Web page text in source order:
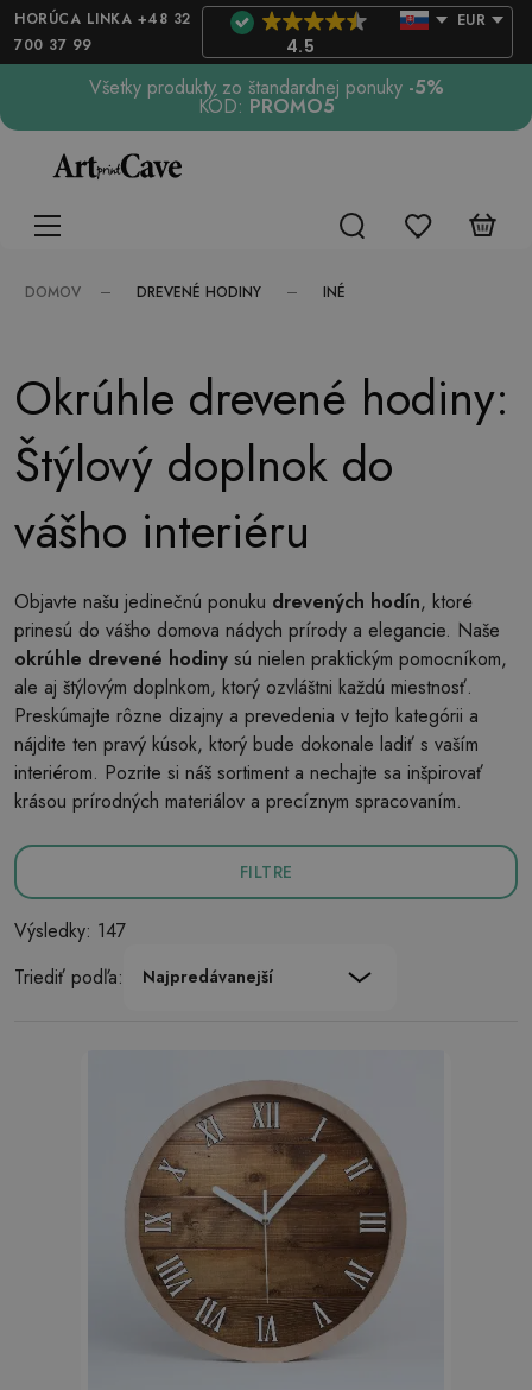
HORÚCA LINKA +48 32
700 37 99
4.5
EUR
Všetky produkty zo štandardnej ponuky -5%
KÓD: PROMO5
DOMOV DREVENÉ HODINY INÉ
Okrúhle drevené hodiny:
Štýlový doplnok do
vášho interiéru
Objavte našu jedinečnú ponuku drevených hodín, ktoré
prinesú do vášho domova nádych prírody a elegancie. Naše
okrúhle drevené hodiny sú nielen praktickým pomocníkom,
ale aj štýlovým doplnkom, ktorý ozvláštni každú miestnosť.
Preskúmajte rôzne dizajny a prevedenia v tejto kategórii a
nájdite ten pravý kúsok, ktorý bude dokonale ladiť s vaším
interiérom. Pozrite si náš sortiment a nechajte sa inšpirovať
krásou prírodných materiálov a precíznym spracovaním.
FILTRE
Výsledky: 147
Triediť podľa:
Najpredávanejší